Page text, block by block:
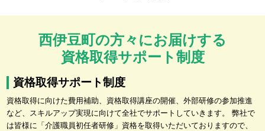
西伊豆町の方々にお届けする
資格取得サポート制度
資格取得サポート制度
資格取得に向けた費用補助、資格取得講座の開催、外部研修の参加推進
など、スキルアップ実現に向けて全社でサポートしていきます。 弊社で
は皆様に「介護職員初任者研修」資格を取得いただいておりますので、